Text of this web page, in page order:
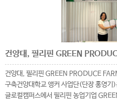
건양대, 필리핀 GREEN PRODUCE
구축건양대학교 앵커 사업단(단장 홍영
글로컬캠퍼스에서 필리핀 농업기업